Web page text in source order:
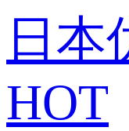
日本
HOT